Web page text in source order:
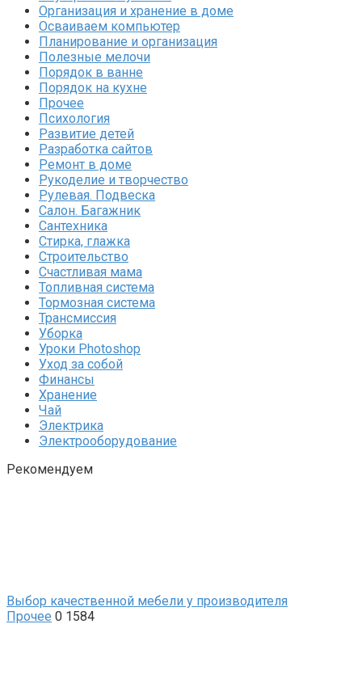
Организация и хранение в доме
Осваиваем компьютер
Планирование и организация
Полезные мелочи
Порядок в ванне
Порядок на кухне
Прочее
Психология
Развитие детей
Разработка сайтов
Ремонт в доме
Рукоделие и творчество
Рулевая. Подвеска
Салон. Багажник
Сантехника
Стирка, глажка
Строительство
Счастливая мама
Топливная система
Тормозная система
Трансмиссия
Уборка
Уроки Photoshop
Уход за собой
Финансы
Хранение
Чай
Электрика
Электрооборудование
Рекомендуем
Выбор качественной мебели у производителя
Прочее 0 1584